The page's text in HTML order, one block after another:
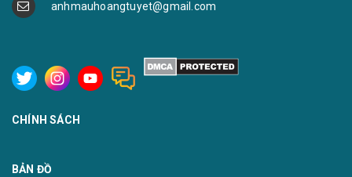
anhmauhoangtuyet@gmail.com
CHÍNH SÁCH
BẢN ĐỒ